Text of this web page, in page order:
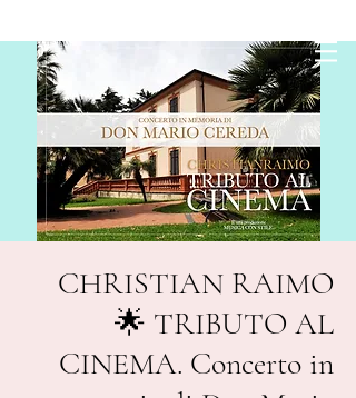
CHRISTIAN RAIMO
🌟 TRIBUTO AL
CINEMA. Concerto in